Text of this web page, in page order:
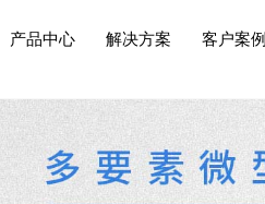
产品中心 解决方案 客户案例